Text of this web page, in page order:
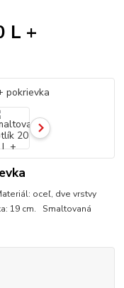
L +
oceľ, dve vrstvy
19 cm. Smaltovaná